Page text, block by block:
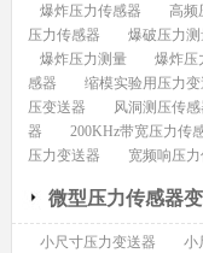
爆炸压力传感器 高频
压力传感器
爆破压力测
爆炸压力测量
爆炸压
感器
缩模实验用压力变
压变送器
风洞测压传感
器
200KHz带宽压力传
压力变送器
宽频响压
微型压力传感器
小尺寸压力变送器 小